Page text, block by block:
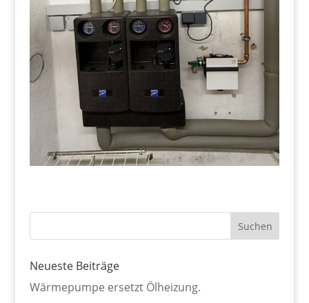
Neueste Beiträge
Wärmepumpe ersetzt Ölheizung.